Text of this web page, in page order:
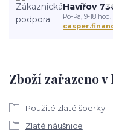
Zboží zařazeno
Použité zlaté šperky
Zlaté náušnice
Havířov
Po-Pá, 9-18 hod.